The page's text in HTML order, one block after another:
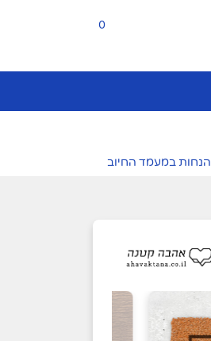
0
הנחות במעמד החיוב